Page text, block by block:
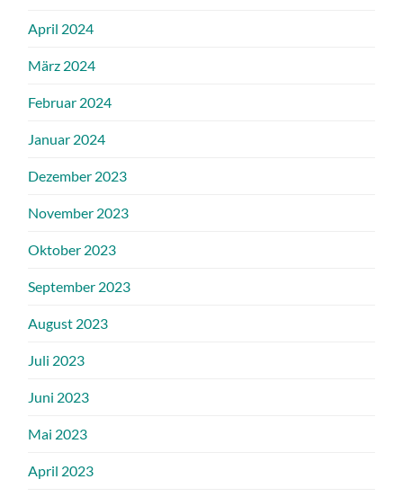
April 2024
März 2024
Februar 2024
Januar 2024
Dezember 2023
November 2023
Oktober 2023
September 2023
August 2023
Juli 2023
Juni 2023
Mai 2023
April 2023